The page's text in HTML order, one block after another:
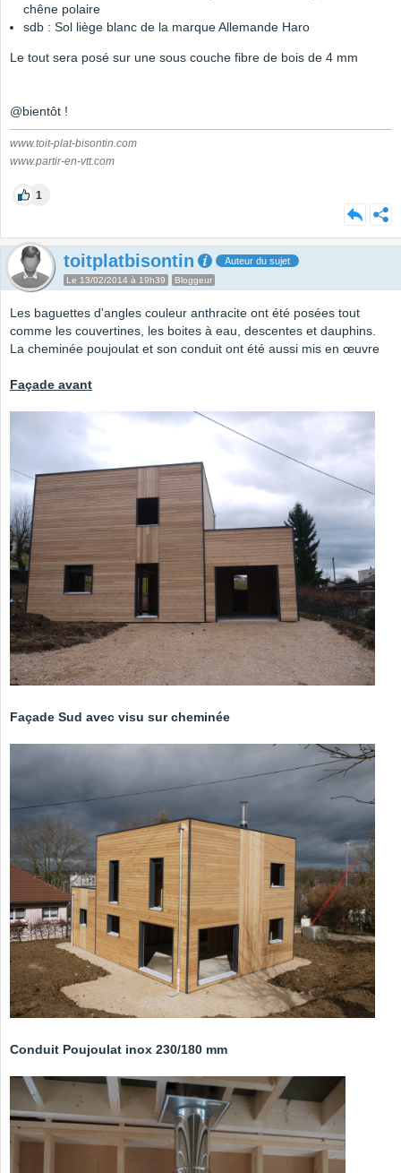
chêne polaire
sdb : Sol liège blanc de la marque Allemande Haro
Le tout sera posé sur une sous couche fibre de bois de 4 mm
@bientôt !
www.toit-plat-bisontin.com
www.partir-en-vtt.com
1
toitplatbisontin Auteur du sujet
Le 13/02/2014 à 19h39 Bloggeur
Les baguettes d'angles couleur anthracite ont été posées tout
comme les couvertines, les boites à eau, descentes et dauphins.
La cheminée poujoulat et son conduit ont été aussi mis en œuvre
Façade avant
Façade Sud avec visu sur cheminée
Conduit Poujoulat inox 230/180 mm